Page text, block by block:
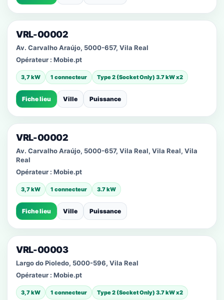
VRL-00002
Av. Carvalho Araújo, 5000-657, Vila Real
Opérateur : Mobie.pt
3,7 kW 1 connecteur Type 2 (Socket Only) 3.7 kW x2
Fiche lieu Ville Puissance
VRL-00002
Av. Carvalho Araújo, 5000-657, Vila Real, Vila Real, Vila
Real
Opérateur : Mobie.pt
3,7 kW 1 connecteur 3.7 kW
Fiche lieu Ville Puissance
VRL-00003
Largo do Pioledo, 5000-596, Vila Real
Opérateur : Mobie.pt
3,7 kW 1 connecteur Type 2 (Socket Only) 3.7 kW x2